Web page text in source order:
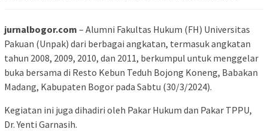
jurnalbogor.com – Alumni Fakultas Hukum (FH) Universitas
Pakuan (Unpak) dari berbagai angkatan, termasuk angkatan
tahun 2008, 2009, 2010, dan 2011, berkumpul untuk menggelar
buka bersama di Resto Kebun Teduh Bojong Koneng, Babakan
Madang, Kabupaten Bogor pada Sabtu (30/3/2024).
Kegiatan ini juga dihadiri oleh Pakar Hukum dan Pakar TPPU,
Dr. Yenti Garnasih.